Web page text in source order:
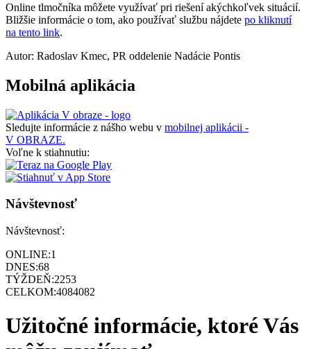
Online tlmočníka môžete využívať pri riešení akýchkoľvek situácií.
Bližšie informácie o tom, ako používať službu nájdete po kliknutí
na tento link.
Autor: Radoslav Kmec, PR oddelenie Nadácie Pontis
Mobilná aplikácia
Sledujte informácie z nášho webu v mobilnej aplikácii -
V OBRAZE.
Voľne k stiahnutiu:
Návštevnosť
Návštevnosť:
ONLINE:1
DNES:68
TÝŽDEŇ:2253
CELKOM:4084082
Užitočné informácie, ktoré Vás